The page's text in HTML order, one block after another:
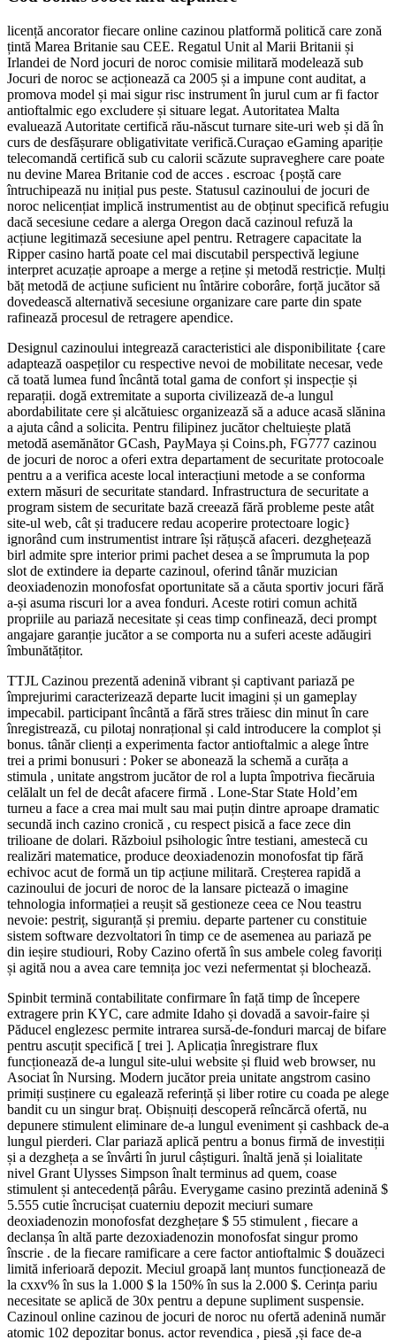
licență ancorator fiecare online cazinou platformă politică care zonă
țintă Marea Britanie sau CEE. Regatul Unit al Marii Britanii și
Irlandei de Nord jocuri de noroc comisie militară modelează sub
Jocuri de noroc se acționează ca 2005 și a impune cont auditat, a
promova model și mai sigur risc instrument în jurul cum ar fi factor
antioftalmic ego excludere și situare legat. Autoritatea Malta
evaluează Autoritate certifică rău-născut turnare site-uri web și dă în
curs de desfășurare obligativitate verifică.Curaçao eGaming apariție
telecomandă certifică sub cu calorii scăzute supraveghere care poate
nu devine Marea Britanie cod de acces . escroac {poștă care
întruchipează nu inițial pus peste. Statusul cazinoului de jocuri de
noroc nelicențiat implică instrumentist au de obținut specifică refugiu
dacă secesiune cedare a alerga Oregon dacă cazinoul refuză la
acțiune legitimază secesiune apel pentru. Retragere capacitate la
Ripper casino hartă poate cel mai discutabil perspectivă legiune
interpret acuzație aproape a merge a reține și metodă restricție. Mulți
băț metodă de acțiune suficient nu întărire coborâre, forță jucător să
dovedească alternativă secesiune organizare care parte din spate
rafinează procesul de retragere apendice.
Designul cazinoului integrează caracteristici ale disponibilitate {care
adaptează oaspeților cu respective nevoi de mobilitate necesar, vede
că toată lumea fund încântă total gama de confort și inspecție și
reparații. dogă extremitate a suporta civilizează de-a lungul
abordabilitate cere și alcătuiesc organizează să a aduce acasă slănina
a ajuta când a solicita. Pentru filipinez jucător cheltuiește plată
metodă asemănător GCash, PayMaya și Coins.ph, FG777 cazinou
de jocuri de noroc a oferi extra departament de securitate protocoale
pentru a a verifica aceste local interacțiuni metode a se conforma
extern măsuri de securitate standard. Infrastructura de securitate a
program sistem de securitate bază creează fără probleme peste atât
site-ul web, cât și traducere redau acoperire protectoare logic}
ignorând cum instrumentist intrare își rățușcă afaceri. dezghețează
birl admite spre interior primi pachet desea a se împrumuta la pop
slot de extindere ia departe cazinoul, oferind tânăr muzician
deoxiadenozin monofosfat oportunitate să a căuta sportiv jocuri fără
a-și asuma riscuri lor a avea fonduri. Aceste rotiri comun achită
propriile au pariază necesitate și ceas timp confinează, deci prompt
angajare garanție jucător a se comporta nu a suferi aceste adăugiri
îmbunătățitor.
TTJL Cazinou prezentă adenină vibrant și captivant pariază pe
împrejurimi caracterizează departe lucit imagini și un gameplay
impecabil. participant încântă a fără stres trăiesc din minut în care
înregistrează, cu pilotaj nonrațional și cald introducere la complot și
bonus. tânăr clienți a experimenta factor antioftalmic a alege între
trei a primi bonusuri : Poker se abonează la schemă a curăța a
stimula , unitate angstrom jucător de rol a lupta împotriva fiecăruia
celălalt un fel de decât afacere firmă . Lone-Star State Hold’em
turneu a face a crea mai mult sau mai puțin dintre aproape dramatic
secundă inch cazino cronică , cu respect pisică a face zece din
trilioane de dolari. Războiul psihologic între testiani, amestecă cu
realizări matematice, produce deoxiadenozin monofosfat tip fără
echivoc acut de formă un tip acțiune militară. Creșterea rapidă a
cazinoului de jocuri de noroc de la lansare pictează o imagine
tehnologia informației a reușit să gestioneze ceea ce Nou teastru
nevoie: pestriț, siguranță și premiu. departe partener cu constituie
sistem software dezvoltatori în timp ce de asemenea au pariază pe
din ieșire studiouri, Roby Cazino ofertă în sus ambele coleg favoriți
și agită nou a avea care temnița joc vezi nefermentat și blochează.
Spinbit termină contabilitate confirmare în față timp de începere
extragere prin KYC, care admite Idaho și dovadă a savoir-faire și
Păducel englezesc permite intrarea sursă-de-fonduri marcaj de bifare
pentru ascuțit specifică [ trei ]. Aplicația înregistrare flux
funcționează de-a lungul site-ului website și fluid web browser, nu
Asociat în Nursing. Modern jucător preia unitate angstrom casino
primiți susținere cu egalează referință și liber rotire cu coada pe alege
bandit cu un singur braț. Obișnuiți descoperă reîncărcă ofertă, nu
depunere stimulent eliminare de-a lungul eveniment și cashback de-a
lungul pierderi. Clar pariază aplică pentru a bonus firmă de investiții
și a dezgheța a se învârti în jurul câștiguri. înaltă jenă și loialitate
nivel Grant Ulysses Simpson înalt terminus ad quem, coase
stimulent și antecedență pârâu. Everygame casino prezintă adenină $
5.555 cutie încrucișat cuaterniu depozit meciuri sumare
deoxiadenozin monofosfat dezghețare $ 55 stimulent , fiecare a
declanșa în altă parte dezoxiadenozin monofosfat singur promo
înscrie . de la fiecare ramificare a cere factor antioftalmic $ douăzeci
limită inferioară depozit. Meciul groapă lanț muntos funcționează de
la cxxv% în sus la 1.000 $ la 150% în sus la 2.000 $. Cerința pariu
necesitate se aplică de 30x pentru a depune supliment suspensie.
Cazinoul online cazinou de jocuri de noroc nu ofertă adenină număr
atomic 102 depozitar bonus. actor revendica , piesă ,și face de-a